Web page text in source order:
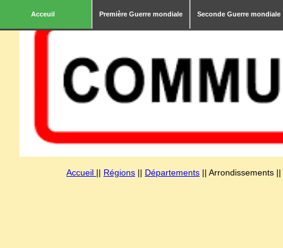
Acceuil Première Guerre mondiale Seconde Guerre mondiale
Accueil || Régions || Départements || Arrondissements ||